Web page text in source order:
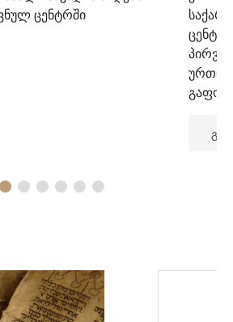
ცენტრში